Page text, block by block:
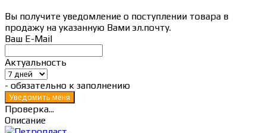
Вы получите уведомление о поступлении товара в
продажу на указанную Вами эл.почту.
Ваш E-Mail
Актуальность
- обязательно к заполнению
Проверка...
Описание